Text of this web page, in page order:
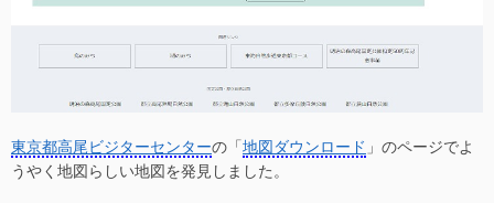
東京都高尾ビジターセンターの「地図ダウンロード 」のページでよ
うやく地図らしい地図を発見しました。